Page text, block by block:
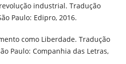
industrial. Tradução
Paulo: Edipro, 2016.
como Liberdade. Tradução
Paulo: Companhia das Letras,